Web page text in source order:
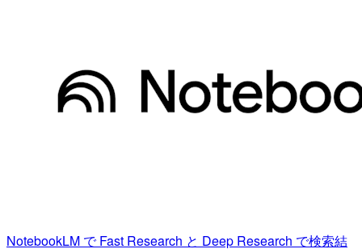
NotebookLM で Fast Research と Deep Research で検索結